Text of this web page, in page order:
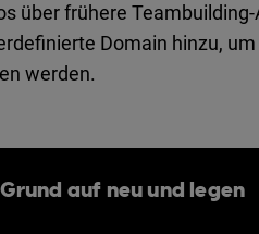
über frühere
Domain hinzu,
werden.
auf neu und legen